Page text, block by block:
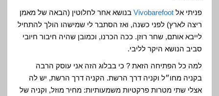
פניתי אל Vivobarefoot בנושא אחר לחלוטין (הבאה של מאמן
ריצה לארץ) לפני כשנה, ואז הסתבר לי שמישהו הולך להתחיל
לייבא אותם, שחר רוזן. ככה הכרנו, וכמובן שהיה חיבור חיובי
סביב הנושא היקר לליבי.
למה כל הפתיחה הזאת ? כי בבלוג הזה אני עוסק הרבה
בקניה מחו״ל וקניה דרך הרשת. הקניה דרך הרשת, יש לה
אצלי שתי מטרות פרקטיות משמעותיות: מחיר מוזל, וקניה של